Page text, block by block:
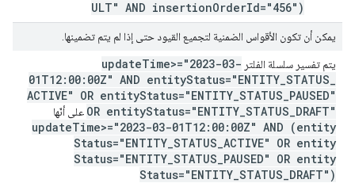
ULT" AND insertionOrderId="456")
يمكن أن تكون الأقواس الضمنية لتجميع القيود حتى إذا لم يتم تضمينها.
يتم تفسير سلسلة الفلتر updateTime>="2023-03-
01T12:00:00Z" AND entityStatus="ENTITY STATUS
ACTIVE" OR entityStatus="ENTITY STATUS PAUSED"
OR entityStatus="ENTITY STATUS DRAFT" على أنّها
updateTime>="2023-03-01T12:00:00Z" AND (entity
Status="ENTITY STATUS ACTIVE" OR entity
Status="ENTITY STATUS PAUSED" OR entity
Status="ENTITY STATUS DRAFT")